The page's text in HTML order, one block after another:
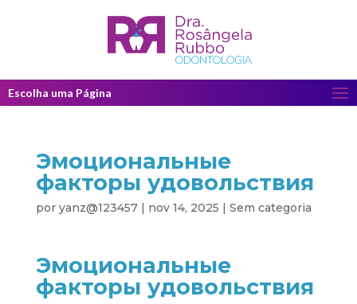
Escolha uma Página
Эмоциональные
факторы удовольствия
por yanz@123457| nov 14, 2025 | Sem categoria
Эмоциональные
факторы удовольствия